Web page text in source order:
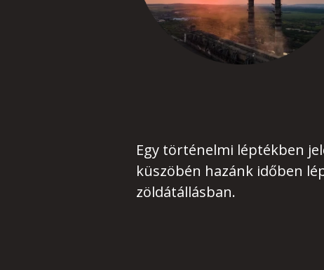
Egy történelmi léptékben
küszöbén hazánk időben
zöldátállásban.